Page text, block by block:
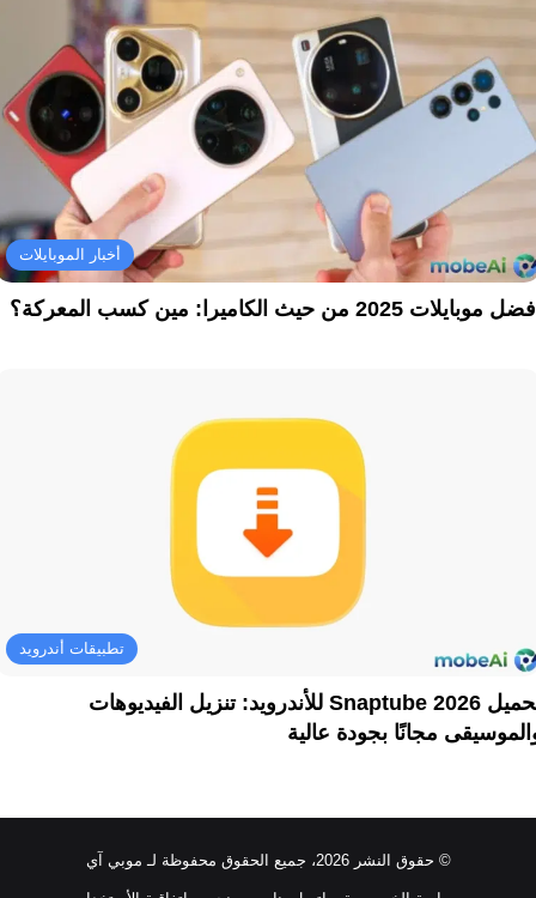
أخبار الموبايلات
موبايلات 2025 من حيث الكاميرا: مين كسب المعركة؟
تطبيقات أندرويد
تحميل Snaptube 2026 للأندرويد: تنزيل الفيديوهات
مجانًا بجودة عالية
© حقوق النشر 2026، جميع الحقوق محفوظة لـ موبي آي